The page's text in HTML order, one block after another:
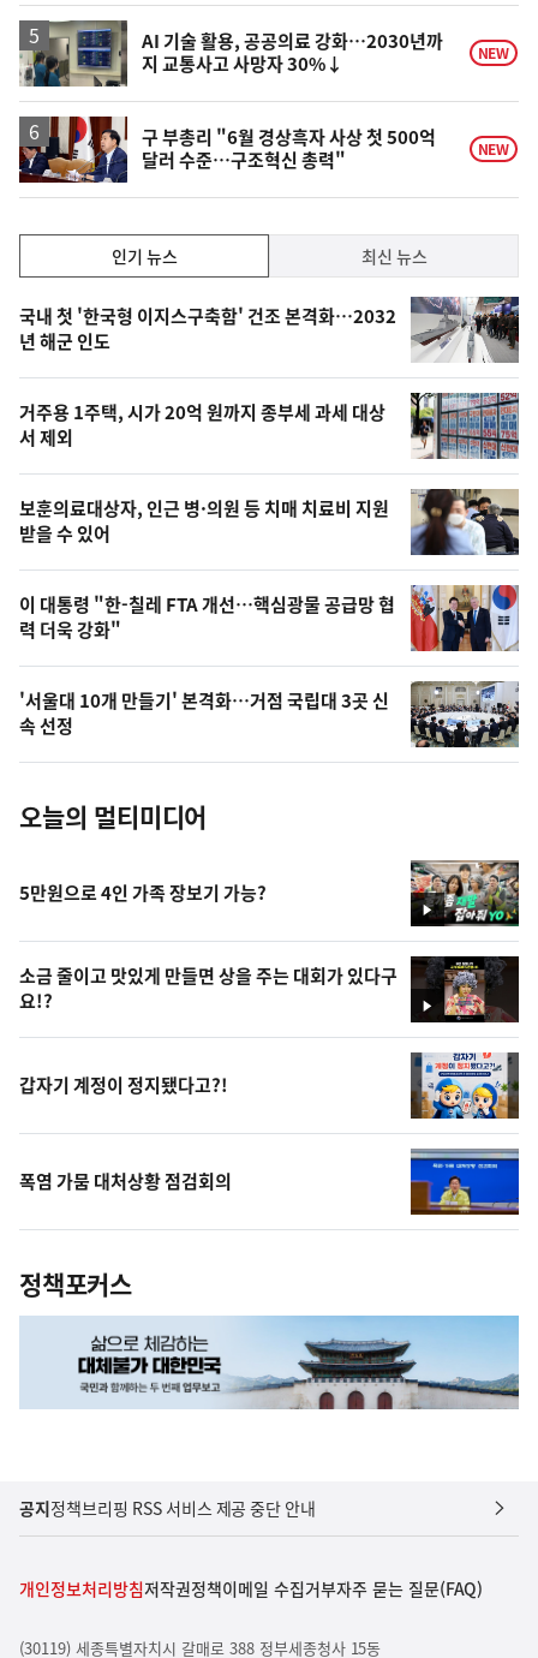
하
락
AI 기술 활용, 공공의료 강화…2030년까
지 교통사고 사망자 30%↓
NEW
구 부총리 "6월 경상흑자 사상 첫 500억
달러 수준…구조혁신 총력"
NEW
기,
최
신,
오
늘
의
영
상
오
늘
의
사
진
인기 뉴스 최신 뉴스
기
뉴
스
국내 첫 '한국형 이지스구축함' 건조 본격화…2032
년 해군 인도
거주용 1주택, 시가 20억 원까지 종부세 과세 대상
서 제외
보훈의료대상자, 인근 병·의원 등 치매 치료비 지원
받을 수 있어
이 대통령 "한-칠레 FTA 개선…핵심광물 공급망 협
력 더욱 강화"
'서울대 10개 만들기' 본격화…거점 국립대 3곳 신
속 선정
오늘의 멀티미디어
영
상
5만원으로 4인 가족 장보기 가능?
영
상
소금 줄이고 맛있게 만들면 상을 주는 대회가 있다구
요!?
갑자기 계정이 정지됐다고?!
폭염 가뭄 대처상황 점검회의
정책포커스
공지정책브리핑 RSS 서비스 제공 중단 안내
개인정보처리방침저작권정책이메일 수집거부자주 묻는 질문(FAQ)
(30119) 세종특별자치시 갈매로 388 정부세종청사 15동